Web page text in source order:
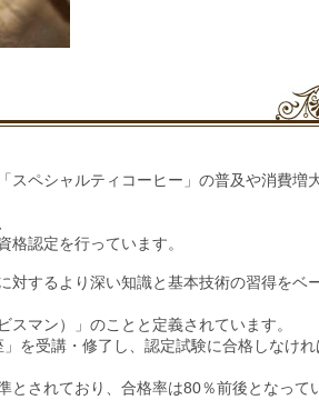
スペシャルティコーヒー」の普及や消費増
格認定を行っています。
対するより深い知識と基本技術の習得をベ
マン）」のことと定義されています。
を受講・修了し、認定試験に合格しなけれ
とされており、合格率は80％前後となって